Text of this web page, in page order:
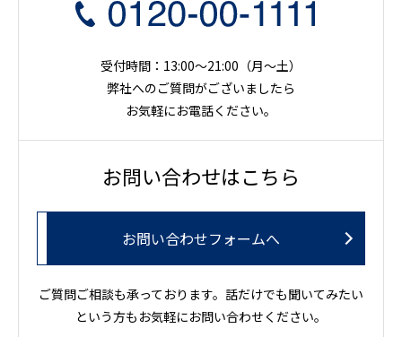
受付時間：13:00～21:00（月〜土）
弊社へのご質問がございましたら
お気軽にお電話ください。
お問い合わせはこちら
お問い合わせフォームへ
ご質問ご相談も承っております。話だけでも聞いてみたい
という方もお気軽にお問い合わせください。